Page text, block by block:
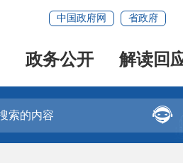
中国政府网 省政府
政务公开 解读回
